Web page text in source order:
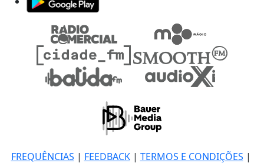
FREQUÊNCIAS | FEEDBACK| TERMOS E CONDIÇÕES |